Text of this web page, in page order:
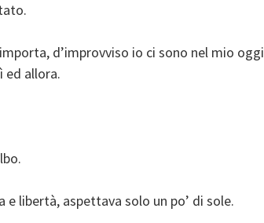
d’improvviso io ci sono nel mio oggi
ed allora.
libertà, aspettava solo un po’ di sole.